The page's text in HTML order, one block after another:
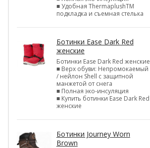
■ Удобная ThermaplushTM
подкладка и съемная стелька
Ботинки Ease Dark Red
женские
Ботинки Ease Dark Red женские
■ Верх обуви: Непромокаемый
/ нейлон Shell c защитной
манжетой от снега
■ Полная эко-инсуляция
■ Купить ботинки Ease Dark Red
женские
Ботинки Journey Worn
Brown